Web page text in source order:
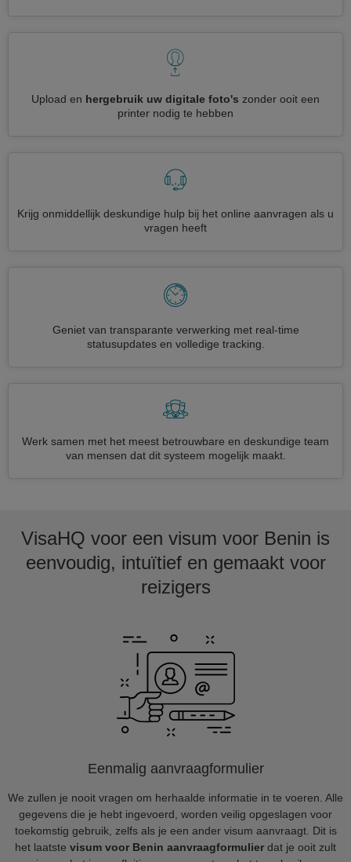
Upload en hergebruik uw digitale foto's zonder ooit een
printer nodig te hebben
Krijg onmiddellijk deskundige hulp bij het online aanvragen als u
vragen heeft
Geniet van transparante verwerking met real-time
statusupdates en volledige tracking.
Werk samen met het meest betrouwbare en deskundige team
van mensen dat dit systeem mogelijk maakt.
VisaHQ voor een visum voor Benin is
eenvoudig, intuïtief en gemaakt voor
reizigers
Eenmalig aanvraagformulier
We zullen je nooit vragen om herhaalde informatie in te voeren. Alle
gegevens die je hebt ingevoerd, worden veilig opgeslagen voor
toekomstig gebruik, zelfs als je een ander visum aanvraagt. Dit is
het laatste visum voor Benin aanvraagformulier dat je ooit zult